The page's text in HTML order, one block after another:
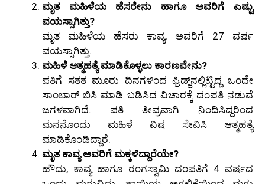
ಮೃತ ಮಹಿಳೆಯ ಹೆಸರೇನು ಹಾಗೂ ಅವರಿಗೆ ಎಷ್ಟು
ವಯಸ್ಸಾಗಿತ್ತು?
ಮೃತ ಮಹಿಳೆಯ ಹೆಸರು ಕಾವ್ಯ, ಅವರಿಗೆ 27 ವರ್ಷ
ವಯಸ್ಸಾಗಿತ್ತು.
ಮಹಿಳೆ ಆತ್ಮಹತ್ಯೆ ಮಾಡಿಕೊಳ್ಳಲು ಕಾರಣವೇನು?
ಪತಿಗೆ ಸತತ ಮೂರು ದಿನಗಳಿಂದ ಫ್ರಿಡ್ಜ್‌ನಲ್ಲಿಟ್ಟಿದ್ದ ಒಂದೇ
ಸಾಂಬಾರ್ ಬಿಸಿ ಮಾಡಿ ಬಡಿಸಿದ ವಿಚಾರಕ್ಕೆ ದಂಪತಿ ನಡುವೆ
ಜಗಳವಾಗಿದೆ. ಪತಿ ತೀವ್ರವಾಗಿ ನಿಂದಿಸಿದ್ದರಿಂದ
ಮನನೊಂದು ಮಹಿಳೆ ವಿಷ ಸೇವಿಸಿ ಆತ್ಮಹತ್ಯೆ
ಮಾಡಿಕೊಂಡಿದ್ದಾರೆ.
ಮೃತ ಕಾವ್ಯ ಅವರಿಗೆ ಮಕ್ಕಳಿದ್ದಾರೆಯೇ?
ಹೌದು, ಕಾವ್ಯ ಹಾಗೂ ರಂಗಸ್ವಾಮಿ ದಂಪತಿಗೆ 4 ವರ್ಷದ